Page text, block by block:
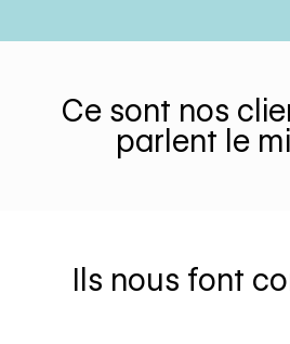
Ce sont nos
parlent le
Ils nous font